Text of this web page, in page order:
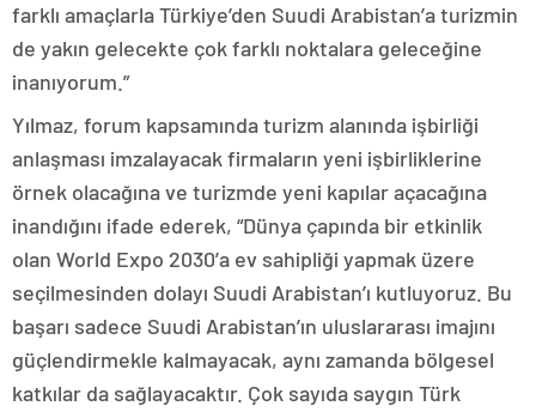
farklı amaçlarla Türkiye’den Suudi Arabistan’a turizmin
de yakın gelecekte çok farklı noktalara geleceğine
inanıyorum.”
Yılmaz, forum kapsamında turizm alanında işbirliği
anlaşması imzalayacak firmaların yeni işbirliklerine
örnek olacağına ve turizmde yeni kapılar açacağına
inandığını ifade ederek, “Dünya çapında bir etkinlik
olan World Expo 2030’a ev sahipliği yapmak üzere
seçilmesinden dolayı Suudi Arabistan’ı kutluyoruz. Bu
başarı sadece Suudi Arabistan’ın uluslararası imajını
güçlendirmekle kalmayacak, aynı zamanda bölgesel
katkılar da sağlayacaktır. Çok sayıda saygın Türk